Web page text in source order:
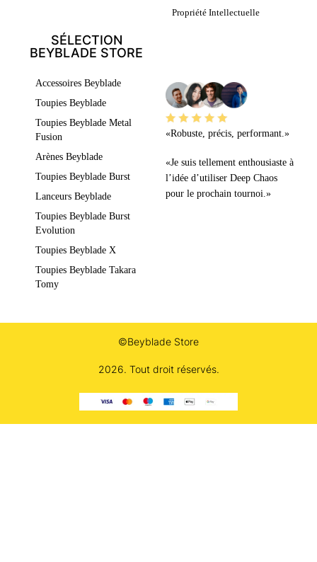
Propriété Intellectuelle
SÉLECTION
BEYBLADE STORE
Accessoires Beyblade
Toupies Beyblade
Toupies Beyblade Metal
Fusion
Arènes Beyblade
Toupies Beyblade Burst
Lanceurs Beyblade
Toupies Beyblade Burst
Evolution
Toupies Beyblade X
Toupies Beyblade Takara
Tomy
«Robuste, précis, performant.»
«Je suis tellement enthousiaste à
l’idée d’utiliser Deep Chaos
pour le prochain tournoi.»
©Beyblade Store
2026. Tout droit réservés.